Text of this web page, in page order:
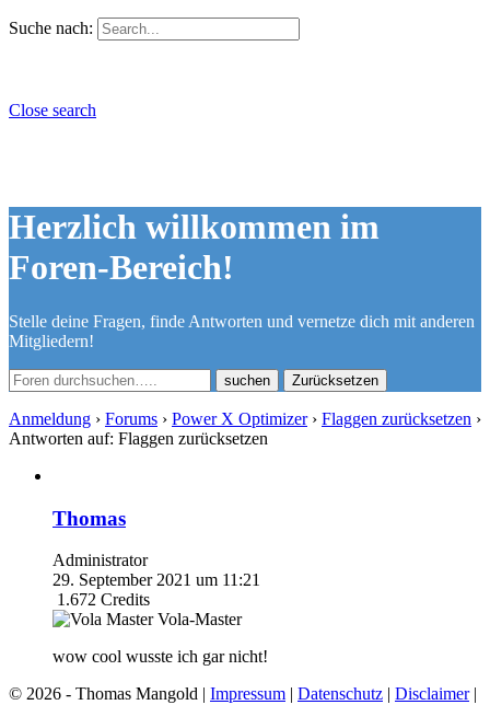
Suche nach:
Close search
Herzlich willkommen im
Foren-Bereich!
Stelle deine Fragen, finde Antworten und vernetze dich mit anderen
Mitgliedern!
Zurücksetzen
Anmeldung › Forums › Power X Optimizer › Flaggen zurücksetzen ›
Antworten auf: Flaggen zurücksetzen
Thomas
Administrator
29. September 2021 um 11:21
1.672 Credits
Vola-Master
wow cool wusste ich gar nicht!
© 2026 - Thomas Mangold | Impressum | Datenschutz | Disclaimer|